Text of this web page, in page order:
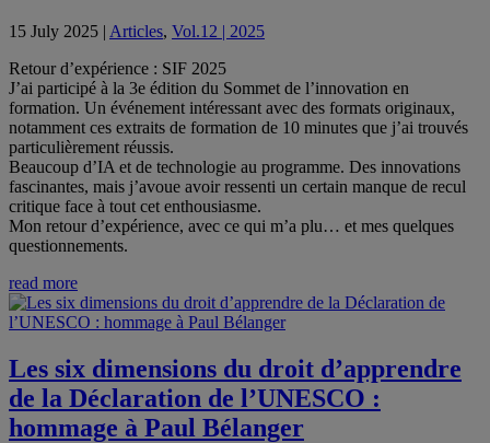
15 July 2025 | Articles, Vol.12 | 2025
Retour d’expérience : SIF 2025
J’ai participé à la 3e édition du Sommet de l’innovation en
formation. Un événement intéressant avec des formats originaux,
notamment ces extraits de formation de 10 minutes que j’ai trouvés
particulièrement réussis.
Beaucoup d’IA et de technologie au programme. Des innovations
fascinantes, mais j’avoue avoir ressenti un certain manque de recul
critique face à tout cet enthousiasme.
Mon retour d’expérience, avec ce qui m’a plu… et mes quelques
questionnements.
read more
Les six dimensions du droit d’apprendre
de la Déclaration de l’UNESCO :
hommage à Paul Bélanger